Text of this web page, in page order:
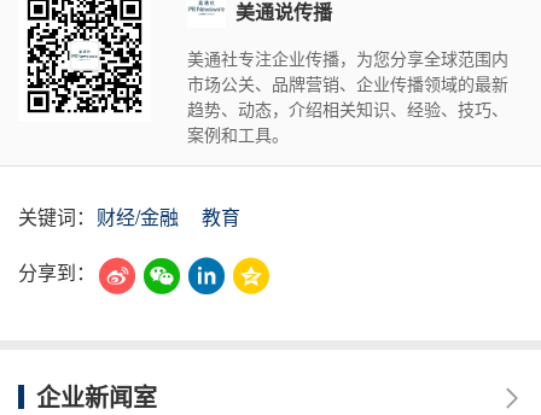
美通说传播
美通社专注企业传播，为您分享全球范围内
市场公关、品牌营销、企业传播领域的最新
趋势、动态，介绍相关知识、经验、技巧、
案例和工具。
关键词： 财经/金融
教育
分享到：
企业新闻室